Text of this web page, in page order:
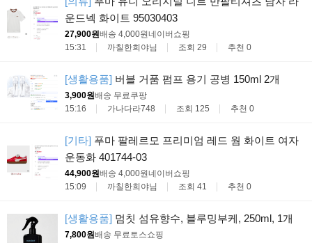
운드넥 화이트 95030403
27,900원배송 4,000원네이버쇼핑
15:31
까칠한희야님 조회 29 추천 0
[생활용품] 버블 거품 펌프 용기 공병 150ml 2개
3,900원배송 무료 쿠팡
15:16
가나다라748 조회 125 추천 0
[기타] 푸마 팔레르모 프리미엄 레드 웜 화이트 여자
운동화 401744-03
44,900원배송 4,000원네이버쇼핑
15:09
까칠한희야님 조회 41 추천 0
[생활용품] 멈칫 섬유향수, 블루밍부케, 250ml, 1개
7,800원배송 무료 토스쇼핑